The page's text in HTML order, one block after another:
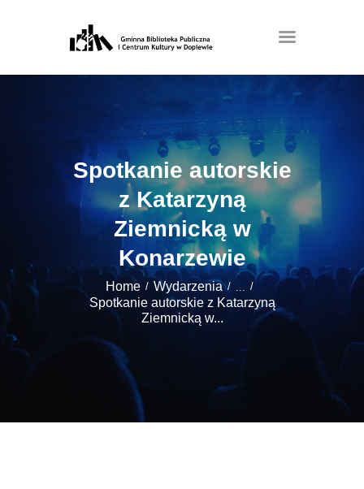
Spotkanie autorskie
z Katarzyną
Ziemnicką w
Konarzewie
Home Wydarzenia ...
Spotkanie autorskie z Katarzyną
Ziemnicką w...